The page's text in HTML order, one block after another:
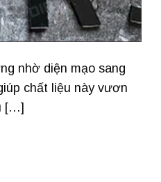
nhờ diện mạo sang
chất liệu này vươn
[…]